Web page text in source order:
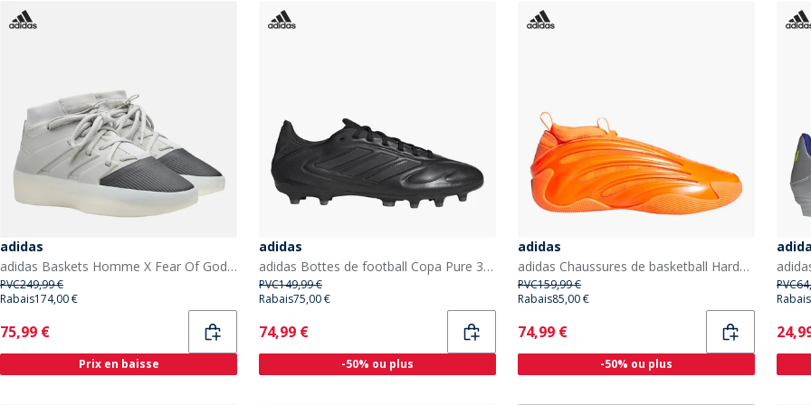
adidas
adidas Baskets Homme X Fear Of God Athletics Sesame/Carbon/Sesame
PVC249,99 €
Rabais174,00 €
Current
75,99 €
Prix en baisse
adidas
adidas Bottes de football Copa Pure 3 Pro Black Pack FG terrain ferme Homme Core Black/Core Black/Iron Metallic
PVC149,99 €
Rabais75,00 €
Current
74,99 €
-50% ou plus
adidas
adidas Chaussures de basketball Harden Volume 9 'Dynamo' Homme Solar Orange/Core Black/Collegiate Purple
PVC159,99 €
Rabais85,00 €
Current
74,99 €
-50% ou plus
PVC
Rabais